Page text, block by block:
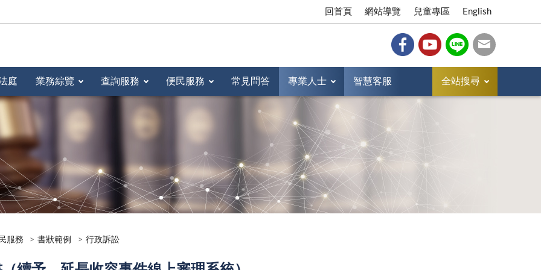
回首頁 網站導覽 兒童專區 English
庭 業務綜覽 查詢服務 便民服務 常見問答 專業人士 智慧客服 全站搜尋
服務 書狀範例 行政訴訟